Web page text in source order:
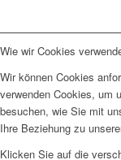
Wie wir Cookies
Wir können Cookies
verwenden Cookies, um
besuchen, wie Sie mit
Ihre Beziehung zu
Klicken Sie auf die